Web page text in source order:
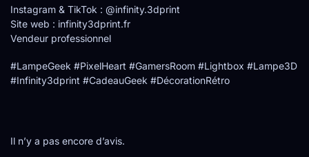
Instagram & TikTok : @infinity.3dprint
Site web : infinity3dprint.fr
Vendeur professionnel
#LampeGeek #PixelHeart #GamersRoom #Lightbox #Lampe3D
#Infinity3dprint #CadeauGeek #DécorationRétro
Il n’y a pas encore d’avis.